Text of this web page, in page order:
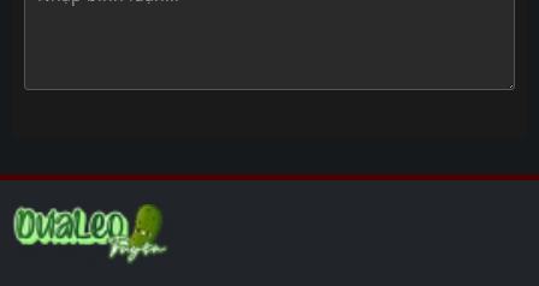
Chap 195
7 tháng
Chap 194